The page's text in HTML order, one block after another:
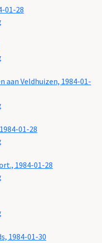
01-28
aan Veldhuizen, 1984-01-
01-28
1984-01-28
1984-01-30